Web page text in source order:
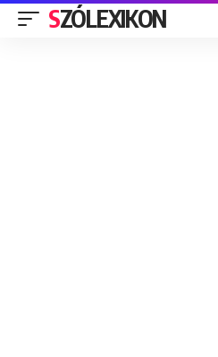
SZÓLEXIKON